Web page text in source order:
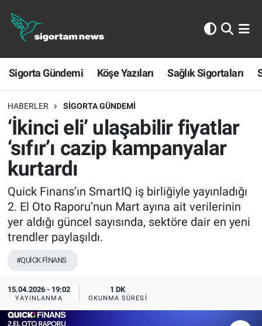
Sigorta Gündemi Köşe Yazıları Sağlık Sigortaları
HABERLER SIGORTA GÜNDEMI
‘İkinci eli’ ulaşabilir fiyatlar
‘sıfır’ı cazip kampanyalar
kurtardı
Quick Finans’ın SmartIQ iş birliğiyle yayınladığı
2. El Oto Raporu’nun Mart ayına ait verilerinin
yer aldığı güncel sayısında, sektöre dair en yeni
trendler paylaşıldı.
#QUİCK FİNANS
15.04.2026 - 19:02
YAYINLANMA
1 DK
OKUNMA SÜRESI
Sigorta Gündemi
Köşe Yazıları
Sağlık Sigortaları
Sporun Sigortası
Ekonomi